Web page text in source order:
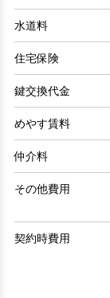
水道料
住宅保険
鍵交換代金
めやす賃料
仲介料
その他費用
契約時費用